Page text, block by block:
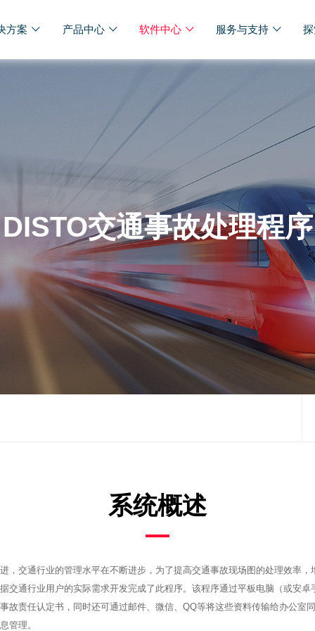
方案 产品中心 软件中心 服务与支持
DISTO交通事故处理程序
系统概述
，交通行业的管理水平在不断进步，为了提高交通事故现场图的处理效率
交通行业用户的实际需求开发完成了此程序。该程序通过平板电脑（或安
故责任认定书，同时还可通过邮件、微信、QQ等将这些资料传输给办公室
管理。